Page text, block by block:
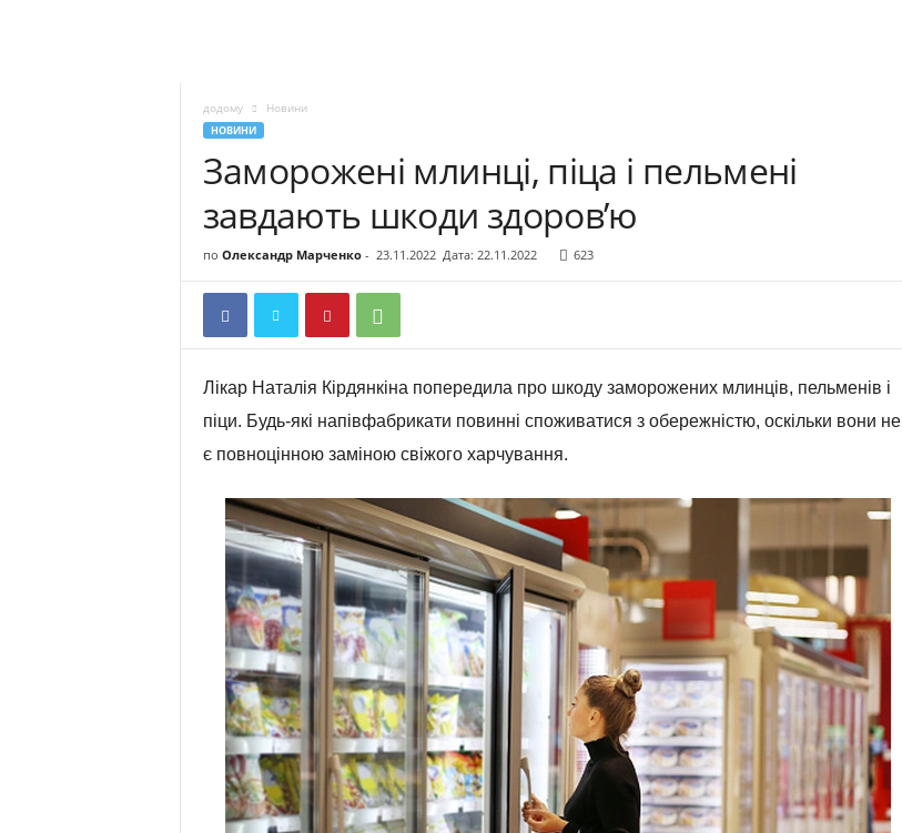
додому Новини
НОВИНИ
Заморожені млинці, піца і пельмені
завдають шкоди здоров’ю
по Олександр Марченко- 23.11.2022 Дата: 22.11.2022 623
Лікар Наталія Кірдянкіна попередила про шкоду заморожених млинців, пельменів і
піци. Будь-які напівфабрикати повинні споживатися з обережністю, оскільки вони не
є повноцінною заміною свіжого харчування.